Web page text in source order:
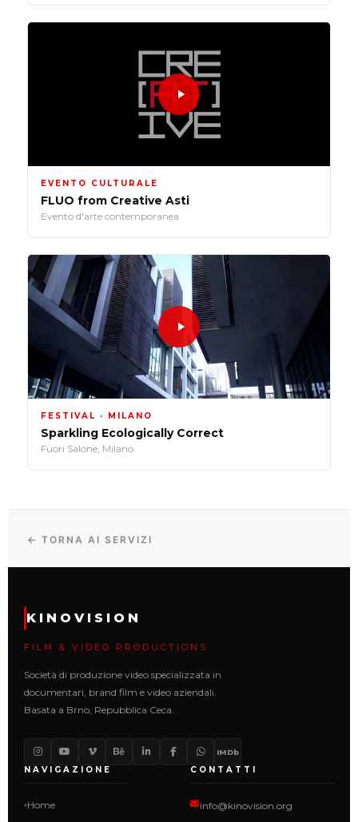
EVENTO CULTURALE
FLUO from Creative Asti
Evento d'arte contemporanea
FESTIVAL · MILANO
Sparkling Ecologically Correct
Fuori Salone, Milano
← TORNA AI SERVIZI
KINOVISION
FILM & VIDEO PRODUCTIONS
Società di produzione video specializzata in
documentari, brand film e video aziendali.
Basata a Brno, Repubblica Ceca.
IMDb
NAVIGAZIONE
Home
CONTATTI
info@kinovision.org